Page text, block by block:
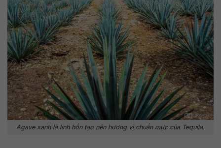
Agave xanh là linh hồn tạo nên hương vị chuẩn mực của Tequila.